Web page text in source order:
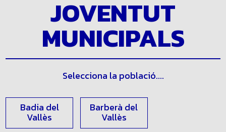
JOVENTUT
MUNICIPALS
Badia del Barberà del